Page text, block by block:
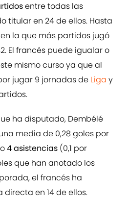
entre todas las
titular en 24 de ellos. Hasta
la que más partidos jugó
El francés puede igualar o
mismo curso ya que al
jugar 9 jornadas de Liga y
ha disputado, Dembélé
media de 0,28 goles por
4 asistencias (0,1 por
que han anotado los
el francés ha
en 14 de ellos.